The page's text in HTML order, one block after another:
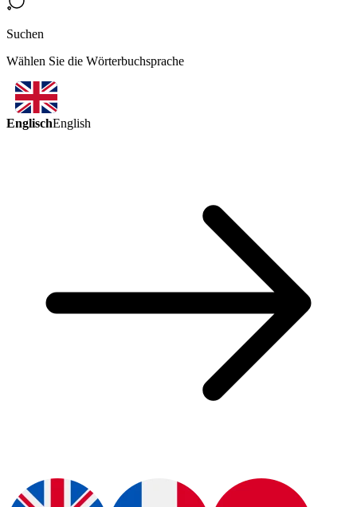
Suchen
Wählen Sie die Wörterbuchsprache
EnglischEnglish